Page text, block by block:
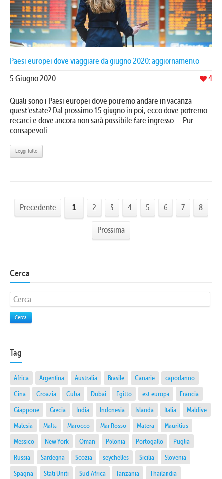
Paesi europei dove viaggiare da giugno 2020: aggiornamento
4
5 Giugno 2020
Quali sono i Paesi europei dove potremo andare in vacanza
quest'estate? Dal prossimo 15 giugno in poi, ecco dove potremo
recarci e dove ancora non sarà possibile fare ingresso. Pur
consapevoli ...
Leggi Tutto
Precedente 1 2 3 4 5 6 7 8
Prossima
Cerca
Cerca
Tag
Africa Argentina Australia Brasile Canarie
capodanno
Cina
Croazia Cuba Dubai Egitto est europa
Francia
Giappone
Grecia India Indonesia Islanda Italia
Maldive
Malesia
Malta Marocco Mar Rosso Matera
Mauritius
Messico
New York Oman Polonia Portogallo
Puglia
Russia
Sardegna Scozia seychelles Sicilia
Slovenia
Spagna
Stati Uniti Sud Africa Tanzania
Thailandia